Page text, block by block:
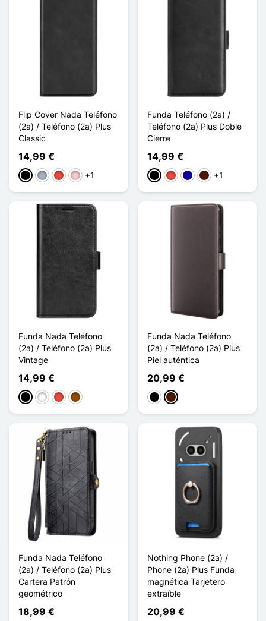
Flip Cover Nada Teléfono
(2a) / Teléfono (2a) Plus
Classic
14,99 €
NegroGris RojoRosa+1
Funda Teléfono (2a) /
Teléfono (2a) Plus Doble
Cierre
14,99 €
NegroRojoAzul oscuro
Marrón oscuro
+1
Funda Nada Teléfono
(2a) / Teléfono (2a) Plus
Vintage
14,99 €
NegroBlancoRojoMarrón
Funda Nada Teléfono
(2a) / Teléfono (2a) Plus
Piel auténtica
20,99 €
NegroMarrón oscuro
Funda Nada Teléfono
(2a) / Teléfono (2a) Plus
Cartera Patrón
geométrico
18,99 €
Nothing Phone (2a) /
Phone (2a) Plus Funda
magnética Tarjetero
extraíble
20,99 €